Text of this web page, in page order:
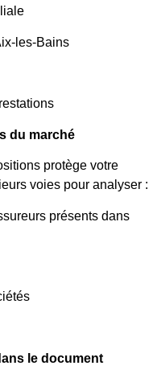
les-Bains
du marché
protège votre
voies pour analyser :
présents dans
le document